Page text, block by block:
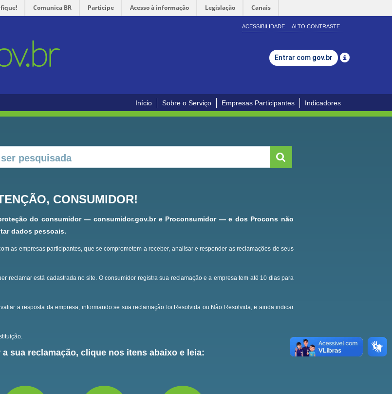
Comunica BR Participe Acesso à informação Legislação Canais
ACESSIBILIDADE ALTO CONTRASTE
Entrar com gov.br
Início Sobre o Serviço Empresas Participantes Indicadores
CONSUMIDOR!
do consumidor — consumidor.gov.br e Proconsumidor — e dos Procons não
dados pessoais.
as empresas participantes, que se comprometem a receber, analisar e responder as reclamações de seus
reclamar está cadastrada no site. O consumidor registra sua reclamação e a empresa tem até 10 dias para
a resposta da empresa, informando se sua reclamação foi Resolvida ou Não Resolvida, e ainda indicar
sua reclamação, clique nos itens abaixo e leia: